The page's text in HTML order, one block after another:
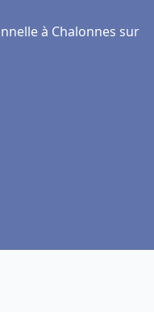
à Chalonnes sur